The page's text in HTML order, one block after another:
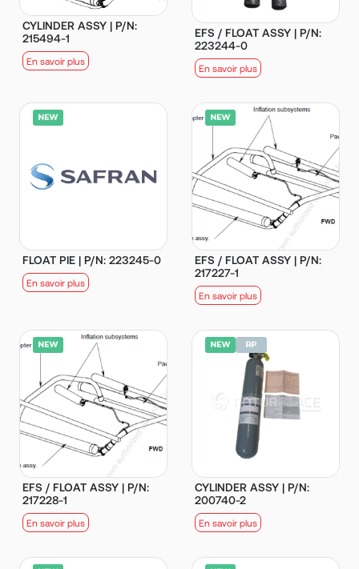
CYLINDER ASSY | P/N:
215494-1
En savoir plus
EFS / FLOAT ASSY | P/N:
223244-0
En savoir plus
FLOAT PIE | P/N: 223245-0
En savoir plus
EFS / FLOAT ASSY | P/N:
217227-1
En savoir plus
EFS / FLOAT ASSY | P/N:
217228-1
En savoir plus
CYLINDER ASSY | P/N:
200740-2
En savoir plus